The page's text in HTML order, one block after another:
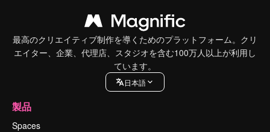
最高のクリエイティブ制作を導くためのプラットフォーム。クリ
エイター、企業、代理店、スタジオを含む100万人以上が利用し
ています。
日本語
製品
Spaces